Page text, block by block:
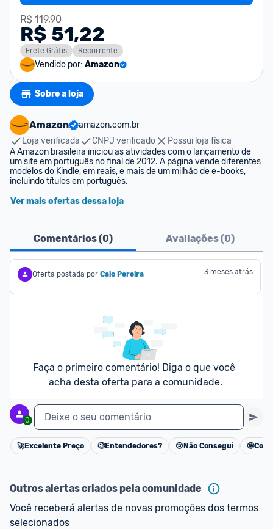
R$ 119,90
R$ 51,22
Frete Grátis Recorrente
Vendido por: Amazon
Sobre a loja
Amazon
amazon.com.br
Loja verificada
CNPJ verificado
Possui loja física
A Amazon brasileira iniciou as atividades com o lançamento de
um site em português no final de 2012. A página vende diferentes
modelos do Kindle, em reais, e mais de um milhão de e-books,
incluindo títulos em português.
Ver mais ofertas dessa loja
Comentários (0) Avaliações (0)
Oferta postada por Caio Pereira 3 meses atrás
Faça o primeiro comentário! Diga o que você
acha desta oferta para a comunidade.
0 Deixe o seu comentário
Cancelar
🚀Excelente Preço 🧐Entendedores? 😢 Não Consegui 🤩
Outros alertas criados pela comunidade
Você receberá alertas de novas promoções dos termos
selecionados